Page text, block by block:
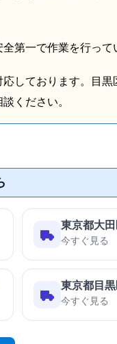
第一で作業を行って
しております。目黒
ください。
東京都大
今すぐ見る
東京都目
今すぐ見る